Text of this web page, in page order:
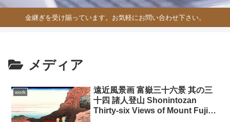
金継ぎを受け賜っています。お気軽にお問い合わせ下さい。
メディア
work
遠近風景画 富嶽三十六景 其の三
十四 諸人登山 Shonintozan
Thirty-six Views of Mount Fuji